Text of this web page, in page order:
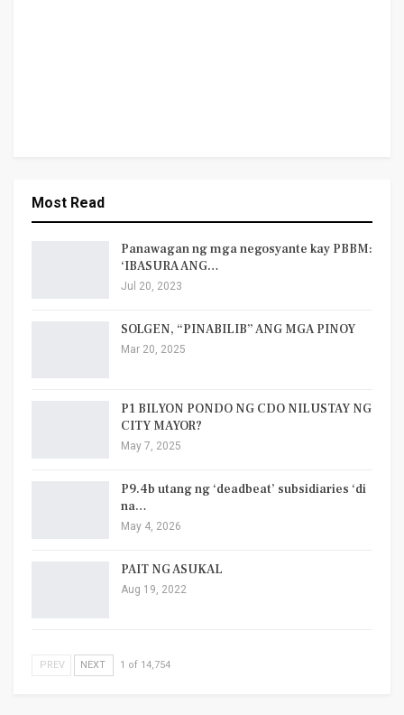
Most Read
Panawagan ng mga negosyante kay PBBM:
‘IBASURA ANG…
Jul 20, 2023
SOLGEN, “PINABILIB” ANG MGA PINOY
Mar 20, 2025
P1 BILYON PONDO NG CDO NILUSTAY NG
CITY MAYOR?
May 7, 2025
P9.4b utang ng ‘deadbeat’ subsidiaries ‘di
na…
May 4, 2026
PAIT NG ASUKAL
Aug 19, 2022
PREV NEXT 1 of 14,754